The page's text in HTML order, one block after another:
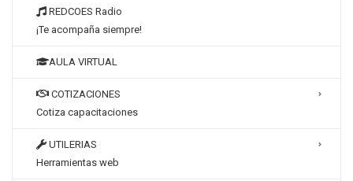
REDCOES Radio
¡Te acompaña siempre!
AULA VIRTUAL
COTIZACIONES
Cotiza capacitaciones
UTILERIAS
Herramientas web